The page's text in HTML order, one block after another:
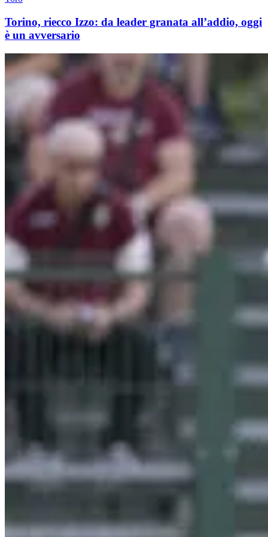
Torino, riecco Izzo: da leader granata all’addio, oggi
è un avversario